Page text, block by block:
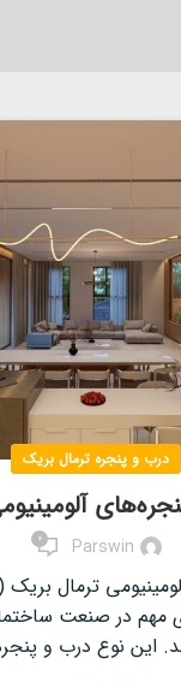
درب و پنجره ترمال بریک
Parswin
0
مهم در صنعت
این نوع درب و